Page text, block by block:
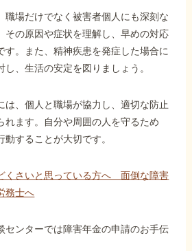
職場だけでなく被害者個人にも深刻な
その原因や症状を理解し、早めの対応
す。また、精神疾患を発症した場合に
、生活の安定を図りましょう。
は、個人と職場が協力し、適切な防止
れます。自分や周囲の人を守るため
することが大切です。
くさいと思っている方へ 面倒な障害
務士へ
センターでは障害年金の申請のお手伝